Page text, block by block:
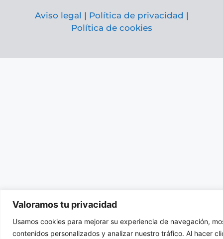
Valoramos tu privacidad
Usamos cookies para mejorar su experiencia de navegación,
contenidos personalizados y analizar nuestro tráfico. Al hacer
Aviso legal | Política de privacidad |
Política de cookies